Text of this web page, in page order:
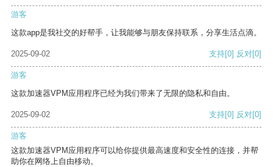
游客
这款app是我社交的好帮手，让我能够与朋友保持联系，分享生活点滴。
2025-09-02 支持[0] 反对[0]
游客
这款加速器VPM应用程序已经为我们带来了无限的隐私和自由。
2025-09-02 支持[0] 反对[0]
游客
这款加速器VPM应用程序可以给你提供最高速度和安全性的连接，并帮
助你在网络上自由移动。